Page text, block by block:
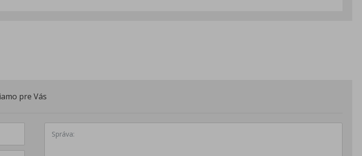
pre Vás
Správa: